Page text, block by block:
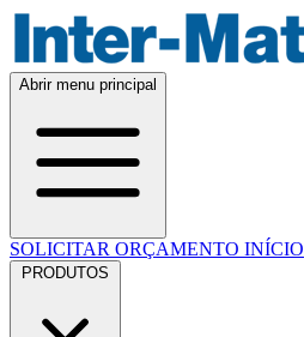
Abrir menu principal
SOLICITAR ORÇAMENTO INÍCIO